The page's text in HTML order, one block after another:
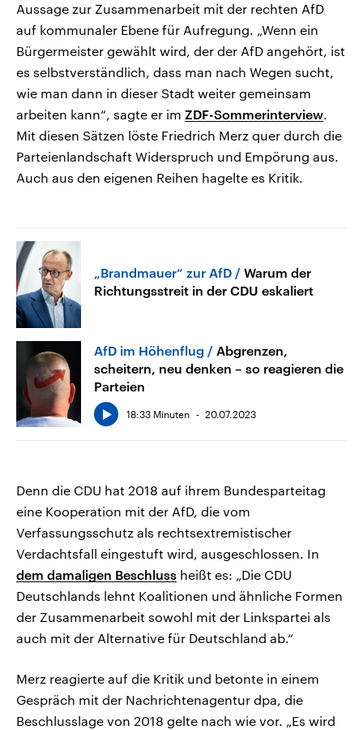
Aussage zur Zusammenarbeit mit der rechten AfD
auf kommunaler Ebene für Aufregung. „Wenn ein
Bürgermeister gewählt wird, der der AfD angehört, ist
es selbstverständlich, dass man nach Wegen sucht,
wie man dann in dieser Stadt weiter gemeinsam
arbeiten kann“, sagte er im ZDF-Sommerinterview.
Mit diesen Sätzen löste Friedrich Merz quer durch die
Parteienlandschaft Widerspruch und Empörung aus.
Auch aus den eigenen Reihen hagelte es Kritik.
„Brandmauer“ zur AfD
Warum der
Richtungsstreit in der CDU eskaliert
AfD im Höhenflug
Abgrenzen,
scheitern, neu denken – so reagieren die
Parteien
18:33 Minuten 20.07.2023
Denn die CDU hat 2018 auf ihrem Bundesparteitag
eine Kooperation mit der AfD, die vom
Verfassungsschutz als rechtsextremistischer
Verdachtsfall eingestuft wird, ausgeschlossen. In
dem damaligen Beschluss heißt es: „Die CDU
Deutschlands lehnt Koalitionen und ähnliche Formen
der Zusammenarbeit sowohl mit der Linkspartei als
auch mit der Alternative für Deutschland ab.“
Merz reagierte auf die Kritik und betonte in einem
Gespräch mit der Nachrichtenagentur dpa, die
Beschlusslage von 2018 gelte nach wie vor. „Es wird